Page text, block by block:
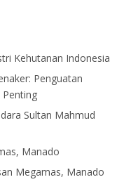
Kehutanan Indonesia
Penguatan
Penting
Sultan Mahmud
Manado
Megamas, Manado